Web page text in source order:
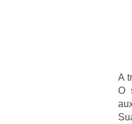
A
O